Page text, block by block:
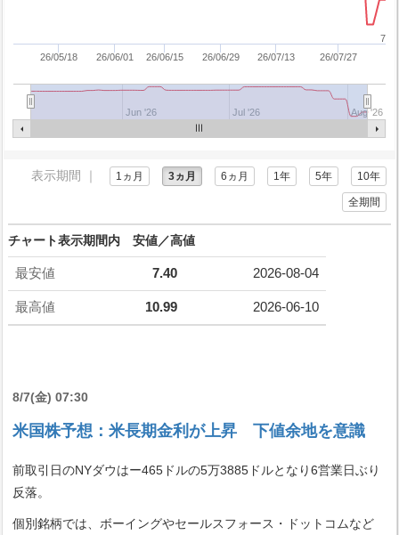
26/05/18 26/06/01 26/06/15 26/06/29 26/07/13 26/07/27
Jun '26 Jul '26 Aug '26
7
表示期間 ｜ 1ヵ月 3ヵ月 6ヵ月 1年 5年 10年
全期間
チャート表示期間内 安値／高値
最安値 7.40 2026-08-04
最高値 10.99 2026-06-10
8/7(金) 07:30
米国株予想：米長期金利が上昇 下値余地を意識
前取引日のNYダウはー465ドルの5万3885ドルとなり6営業日ぶり
反落。
個別銘柄では、ボーイングやセールスフォース・ドットコムなど